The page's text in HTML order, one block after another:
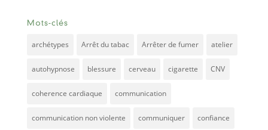
Mots-clés
archétypes Arrêt du tabac Arrêter de fumer atelier
autohypnose blessure cerveau cigarette CNV
coherence cardiaque communication
communication non violente communiquer confiance